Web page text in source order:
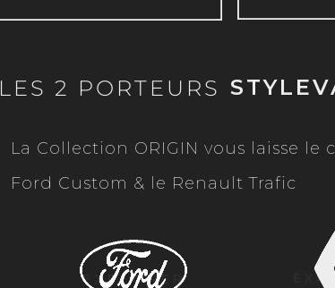
La Collection ORIGIN vous laisse le
Ford Custom & le Renault Trafic
LES 2 PORTEURS
EXPLORER